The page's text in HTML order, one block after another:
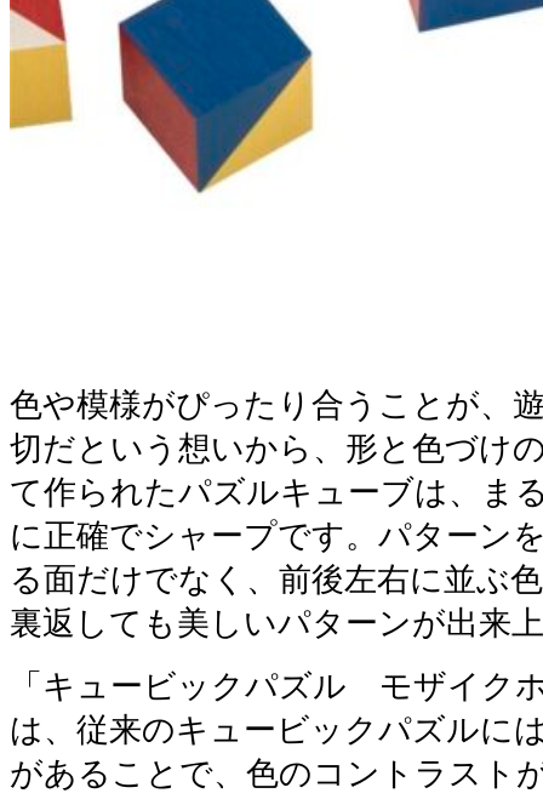
色や模様がぴったり合うことが、
切だという想いから、形と色づけ
て作られたパズルキューブは、ま
に正確でシャープです。パターン
る面だけでなく、前後左右に並ぶ
裏返しても美しいパターンが出来
「キュービックパズル モザイク
は、従来のキュービックパズルに
があることで、色のコントラスト